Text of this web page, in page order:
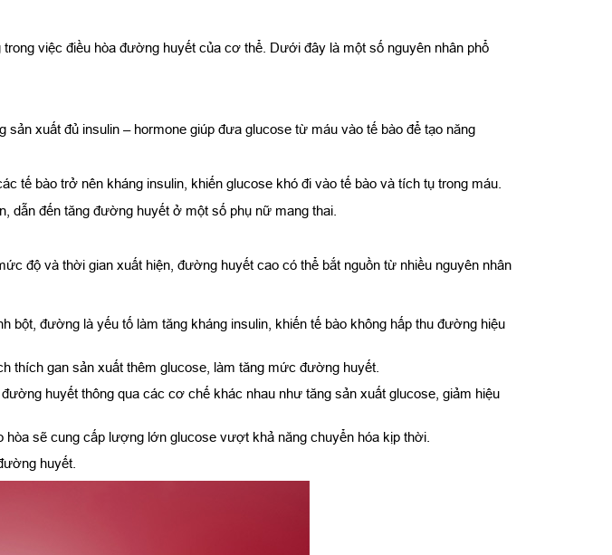
việc điều hòa đường huyết của cơ thể. Dưới đây là một số nguyên nhân phổ
xuất đủ insulin – hormone giúp đưa glucose từ máu vào tế bào để tạo năng
bào trở nên kháng insulin, khiến glucose khó đi vào tế bào và tích tụ trong máu.
dẫn đến tăng đường huyết ở một số phụ nữ mang thai.
độ và thời gian xuất hiện, đường huyết cao có thể bắt nguồn từ nhiều nguyên nhân
bột, đường là yếu tố làm tăng kháng insulin, khiến tế bào không hấp thu đường hiệu
thích gan sản xuất thêm glucose, làm tăng mức đường huyết.
huyết thông qua các cơ chế khác nhau như tăng sản xuất glucose, giảm hiệu
sẽ cung cấp lượng lớn glucose vượt khả năng chuyển hóa kịp thời.
huyết.